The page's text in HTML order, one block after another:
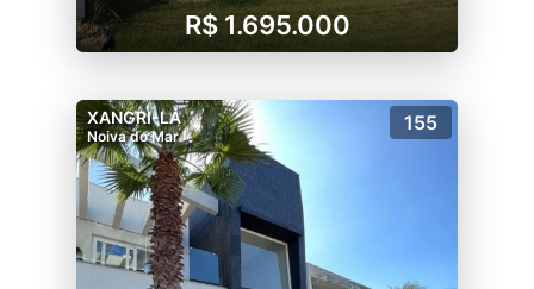
R$ 1.695.000
XANGRI-LÁ
Noiva do Mar
155